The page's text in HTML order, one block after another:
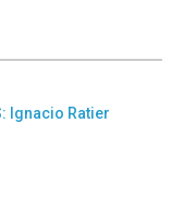
Ignacio Ratier